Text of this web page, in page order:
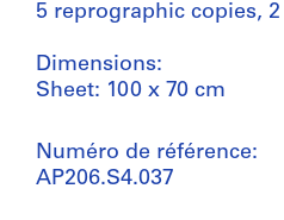
5 reprographic copies,
Dimensions:
Sheet: 100 x 70 cm
Numéro de référence:
AP206.S4.037